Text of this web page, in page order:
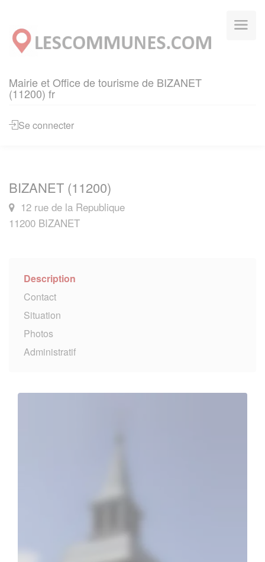
Mairie et Office de tourisme de BIZANET
(11200) fr
Se connecter
BIZANET (11200)
12 rue de la Republique
11200 BIZANET
Description
Contact
Situation
Photos
Administratif